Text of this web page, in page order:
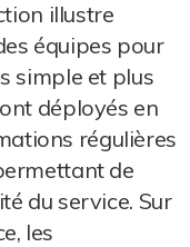
illustre
équipes pour
simple et plus
déployés en
régulières
de
du service. Sur
les